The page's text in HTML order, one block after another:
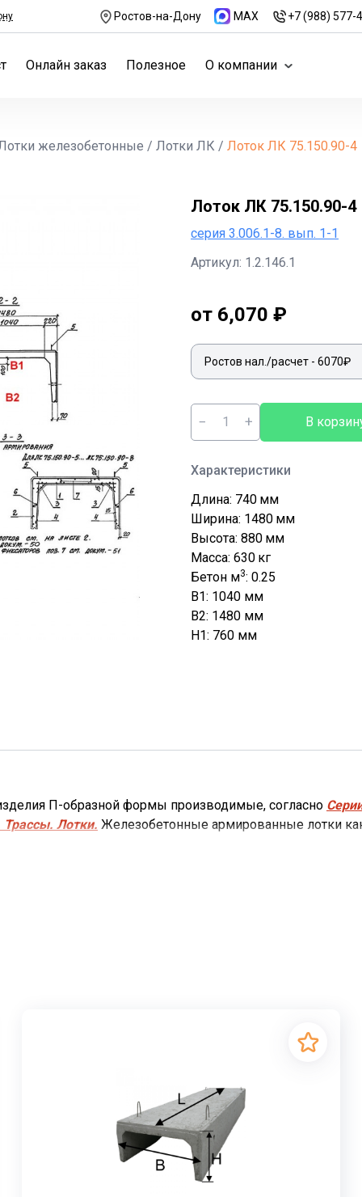
Ростов-на-Дону MAX +7 (988) 577-
Онлайн заказ Полезное О компании
железобетонные / Лотки ЛК / Лоток ЛК 75.150.90-4
Лоток ЛК 75.150.90-4
серия 3.006.1-8. вып. 1-1
Артикул: 1.2.146.1
от 6,070 ₽
− + В
Характеристики
Длина: 740 мм
Ширина: 1480 мм
Высота: 880 мм
Масса: 630 кг
Бетон м3: 0.25
B1: 1040 мм
B2: 1480 мм
H1: 760 мм
П-образной формы производимые, согласно
Лотки. Железобетонные армированные лотки
и промышленного строительства.
выполняющие всевозможные функции, с
каналы из лотковых элементов выполняют важную
различные коммуникации надежно защищены в
используются для перекрытия лотков канала
Длина
мм.
Ширина
мм.
Высота
мм.
1480 120